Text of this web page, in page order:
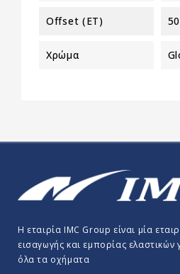
Offset (ET) 50
Χρώμα
Η εταιρία IMC Group είναι μία
εισαγωγής και εμπορίας ελαστικών
όλα τα οχήματα